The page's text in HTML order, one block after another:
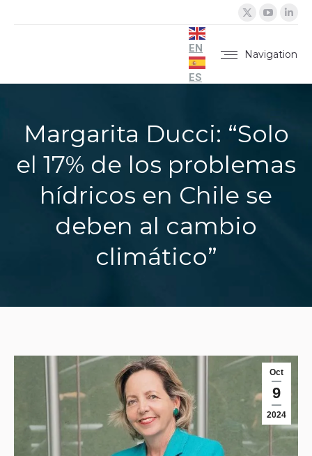
opens
new
opens
new
Navigation
EN
ES
Margarita Ducci: “Solo
el 17% de los problemas
hídricos en Chile se
deben al cambio
climático”
Oct
9
2024